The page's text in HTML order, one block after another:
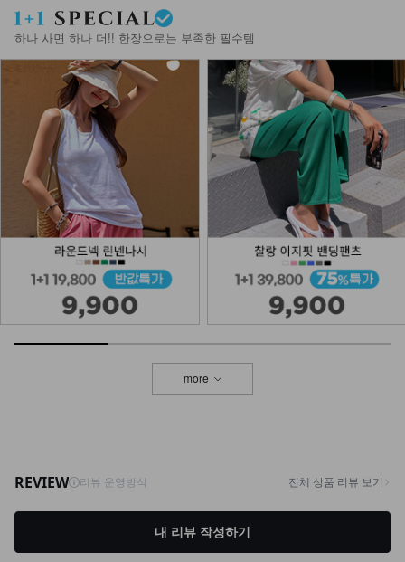
하나 사면 하나 더!! 한장으로는 부족한 필수템
more